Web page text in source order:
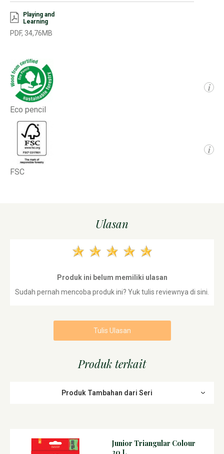
Playing and
Learning
PDF, 34,76MB
Eco pencil
i
FSC
i
Ulasan
Produk ini belum memiliki ulasan
Sudah pernah mencoba produk ini? Yuk tulis reviewnya di sini.
Tulis Ulasan
Produk terkait
Produk Tambahan dari Seri
Junior Triangular Colour